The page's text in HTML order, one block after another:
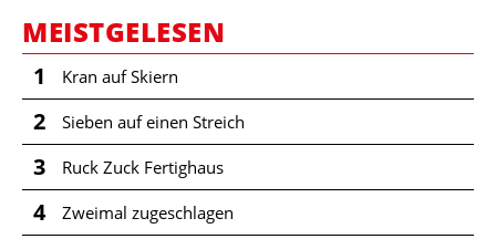
MEISTGELESEN
1 Kran auf Skiern
2 Sieben auf einen Streich
3 Ruck Zuck Fertighaus
4 Zweimal zugeschlagen